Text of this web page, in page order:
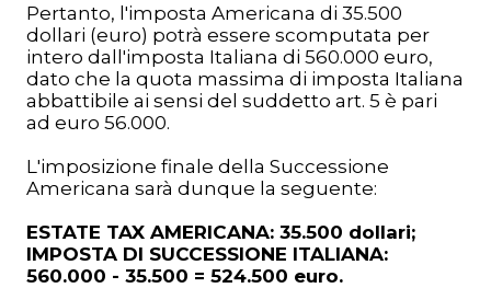
Pertanto, l'imposta Americana di 35.500
dollari (euro) potrà essere scomputata per
intero dall'imposta Italiana di 560.000 euro,
dato che la quota massima di imposta Italiana
abbattibile ai sensi del suddetto art. 5 è pari
ad euro 56.000.
L'imposizione finale della Successione
Americana sarà dunque la seguente:
ESTATE TAX AMERICANA: 35.500 dollari;
IMPOSTA DI SUCCESSIONE ITALIANA:
560.000 - 35.500 = 524.500 euro.